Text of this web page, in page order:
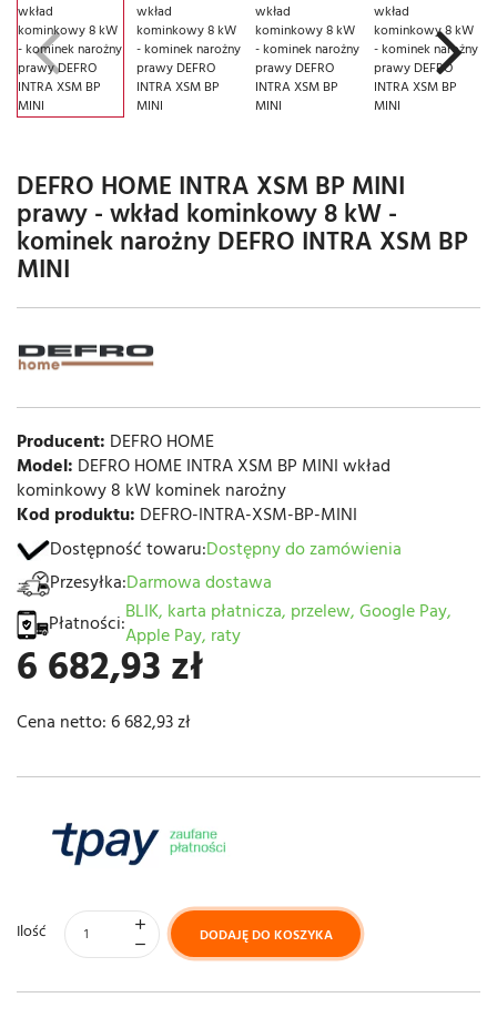
DEFRO HOME INTRA XSM BP MINI
prawy - wkład kominkowy 8 kW -
kominek narożny DEFRO INTRA XSM BP
MINI
Producent: DEFRO HOME
Model: DEFRO HOME INTRA XSM BP MINI wkład
kominkowy 8 kW kominek narożny
Kod produktu: DEFRO-INTRA-XSM-BP-MINI
Dostępność towaru:Dostępny do zamówienia
Przesyłka:Darmowa dostawa
Płatności:BLIK, karta płatnicza, przelew, Google Pay,
Apple Pay, raty
6 682,93 zł
Cena netto:6 682,93 zł
Ilość DODAJĘ DO KOSZYKA